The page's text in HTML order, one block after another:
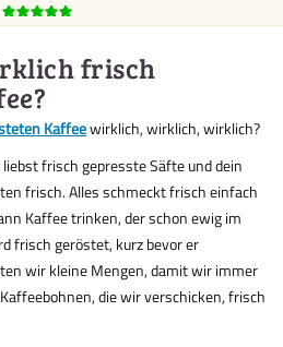
frisch
Kaffeewirklich, wirklich, wirklich?
frisch gepresste Säfte und dein
frisch. Alles schmeckt frisch einfach
Kaffee trinken, der schon ewig im
frisch geröstet, kurz bevor er
wir kleine Mengen, damit wir immer
die wir verschicken, frisch